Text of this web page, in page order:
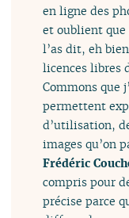
en ligne des
et oublient
l’as dit, eh
licences libres
Commons que
permettent
d’utilisation,
images qu’on
Frédéric
compris pour
précise parce